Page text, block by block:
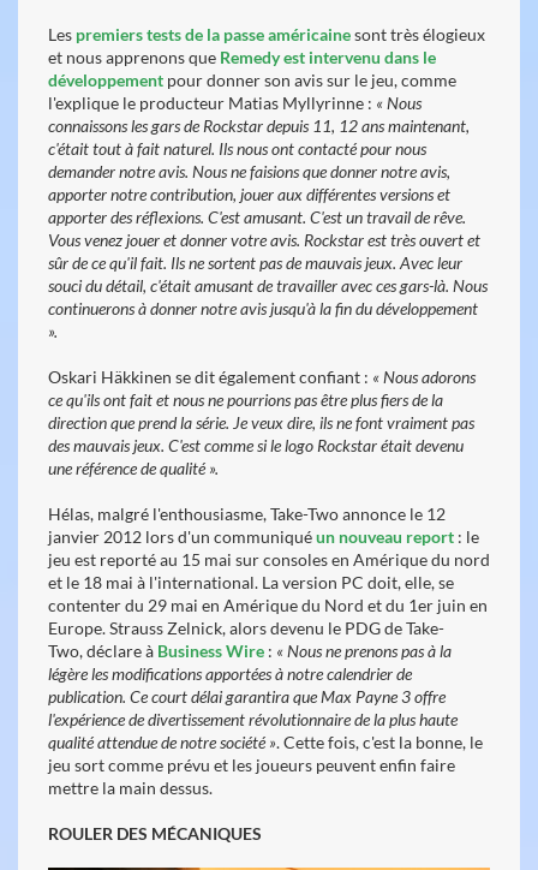
Les premiers tests de la passe américainesont très élogieux
et nous apprenons que Remedy est intervenu dans le
développement pour donner son avis sur le jeu, comme
l'explique le producteur Matias Myllyrinne : « Nous
connaissons les gars de Rockstar depuis 11, 12 ans maintenant,
c'était tout à fait naturel. Ils nous ont contacté pour nous
demander notre avis. Nous ne faisions que donner notre avis,
apporter notre contribution, jouer aux différentes versions et
apporter des réflexions. C'est amusant. C'est un travail de rêve.
Vous venez jouer et donner votre avis. Rockstar est très ouvert et
sûr de ce qu'il fait. Ils ne sortent pas de mauvais jeux. Avec leur
souci du détail, c'était amusant de travailler avec ces gars-là. Nous
continuerons à donner notre avis jusqu'à la fin du développement
».
Oskari Häkkinen se dit également confiant : « Nous adorons
ce qu'ils ont fait et nous ne pourrions pas être plus fiers de la
direction que prend la série. Je veux dire, ils ne font vraiment pas
des mauvais jeux. C'est comme si le logo Rockstar était devenu
une référence de qualité ».
Hélas, malgré l'enthousiasme, Take-Two annonce le 12
janvier 2012 lors d'un communiquéun nouveau report : le
jeu est reporté au 15 mai sur consoles en Amérique du nord
et le 18 mai à l'international. La version PC doit, elle, se
contenter du 29 mai en Amérique du Nord et du 1er juin en
Europe. Strauss Zelnick, alors devenu le PDG de Take-
Two, déclare à Business Wire : « Nous ne prenons pas à la
légère les modifications apportées à notre calendrier de
publication. Ce court délai garantira que Max Payne 3 offre
l'expérience de divertissement révolutionnaire de la plus haute
qualité attendue de notre société ». Cette fois, c'est la bonne, le
jeu sort comme prévu et les joueurs peuvent enfin faire
mettre la main dessus.
ROULER DES MÉCANIQUES